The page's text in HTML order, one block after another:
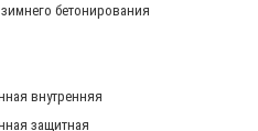
бетонирования
внутренняя
защитная